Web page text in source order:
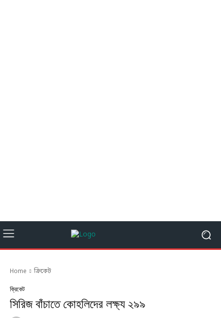
Home ক্রিকেট
ক্রিকেট
সিরিজ বাঁচাতে কোহলিদের লক্ষ্য ২৯৯